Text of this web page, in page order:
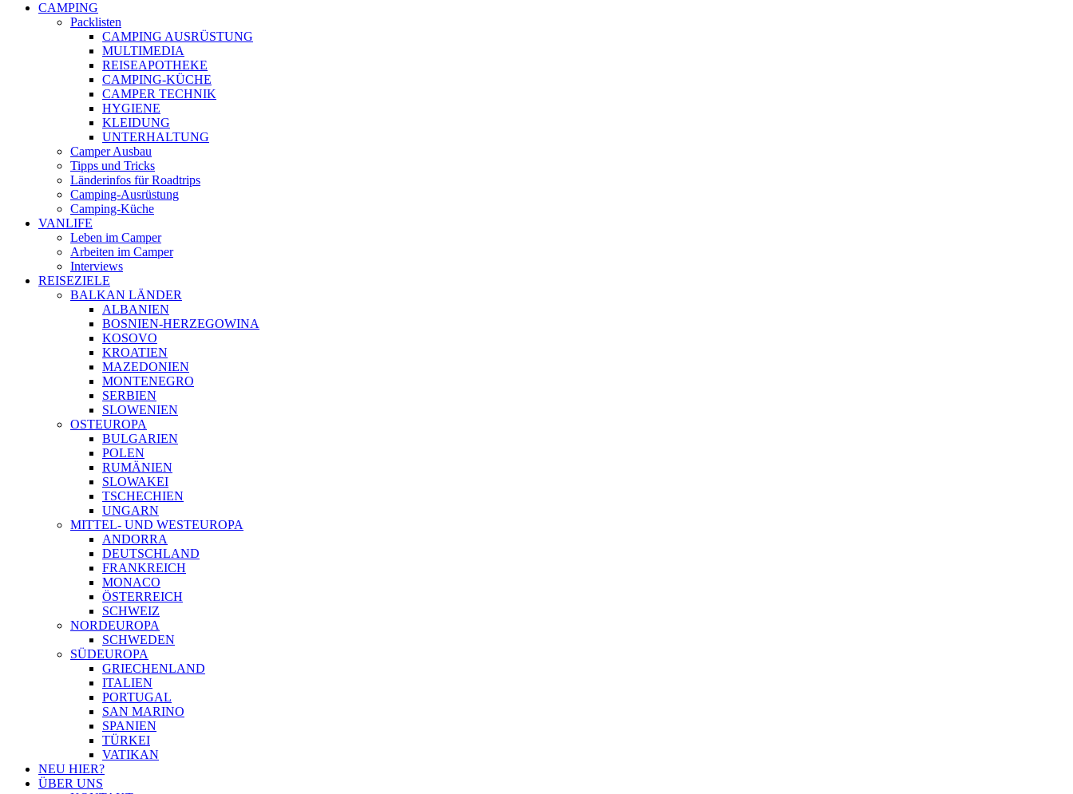
CAMPING
Packlisten
CAMPING AUSRÜSTUNG
MULTIMEDIA
REISEAPOTHEKE
CAMPING-KÜCHE
CAMPER TECHNIK
HYGIENE
KLEIDUNG
UNTERHALTUNG
Camper Ausbau
Tipps und Tricks
Länderinfos für Roadtrips
Camping-Ausrüstung
Camping-Küche
VANLIFE
Leben im Camper
Arbeiten im Camper
Interviews
REISEZIELE
BALKAN LÄNDER
ALBANIEN
BOSNIEN-HERZEGOWINA
KOSOVO
KROATIEN
MAZEDONIEN
MONTENEGRO
SERBIEN
SLOWENIEN
OSTEUROPA
BULGARIEN
POLEN
RUMÄNIEN
SLOWAKEI
TSCHECHIEN
UNGARN
MITTEL- UND WESTEUROPA
ANDORRA
DEUTSCHLAND
FRANKREICH
MONACO
ÖSTERREICH
SCHWEIZ
NORDEUROPA
SCHWEDEN
SÜDEUROPA
GRIECHENLAND
ITALIEN
PORTUGAL
SAN MARINO
SPANIEN
TÜRKEI
VATIKAN
NEU HIER?
ÜBER UNS